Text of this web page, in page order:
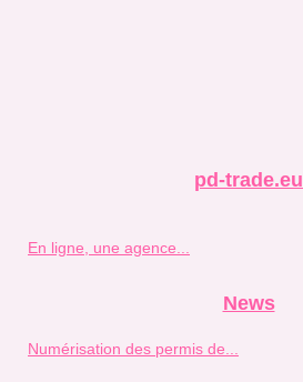
pd-trade.eu
En ligne, une agence...
News
Numérisation des permis de...